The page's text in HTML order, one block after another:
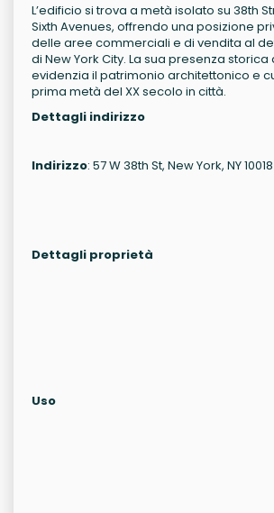
L’edificio si trova a metà isolato su 38th
Sixth Avenues, offrendo una posizione
delle aree commerciali e di vendita al
di New York City. La sua presenza storica
evidenzia il patrimonio architettonico e
prima metà del XX secolo in città.
Dettagli indirizzo
Indirizzo: 57 W 38th St, New York, NY 10018
Dettagli proprietà
Uso